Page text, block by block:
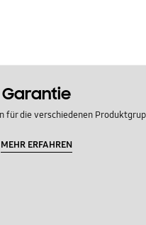
Garantie
für die verschiedenen
MEHR ERFAHREN